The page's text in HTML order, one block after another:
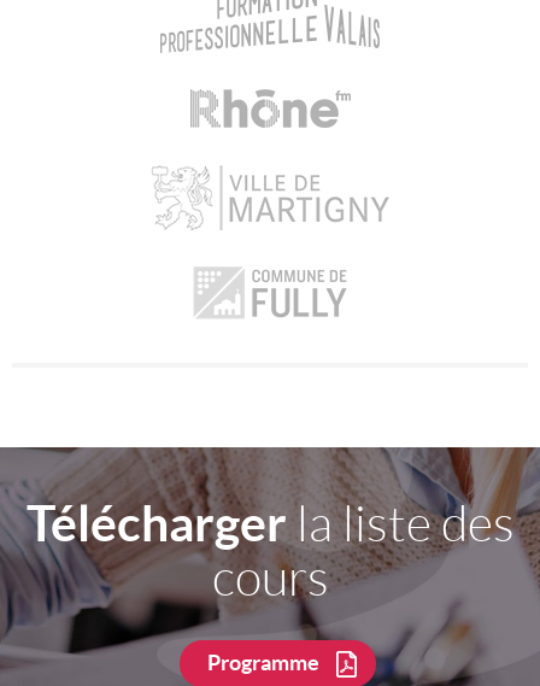
Téléchargerla liste des
cours
Programme